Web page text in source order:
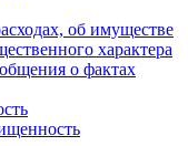
об имуществе
характера
о фактах